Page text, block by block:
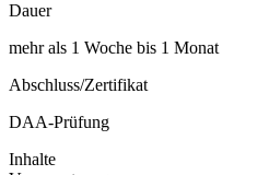
Dauer
mehr als 1 Woche bis 1 Monat
Abschluss/Zertifikat
DAA-Prüfung
Inhalte